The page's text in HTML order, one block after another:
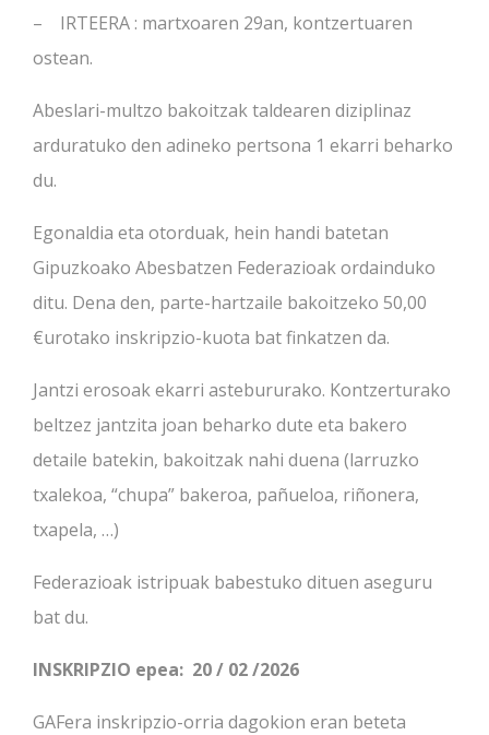
– IRTEERA : martxoaren 29an, kontzertuaren
ostean.
Abeslari-multzo bakoitzak taldearen diziplinaz
arduratuko den adineko pertsona 1 ekarri beharko
du.
Egonaldia eta otorduak, hein handi batetan
Gipuzkoako Abesbatzen Federazioak ordainduko
ditu. Dena den, parte-hartzaile bakoitzeko 50,00
€urotako inskripzio-kuota bat finkatzen da.
Jantzi erosoak ekarri astebururako. Kontzerturako
beltzez jantzita joan beharko dute eta bakero
detaile batekin, bakoitzak nahi duena (larruzko
txalekoa, “chupa” bakeroa, pañueloa, riñonera,
txapela, …)
Federazioak istripuak babestuko dituen aseguru
bat du.
INSKRIPZIO epea: 20 / 02 /2026
GAFera inskripzio-orria dagokion eran beteta